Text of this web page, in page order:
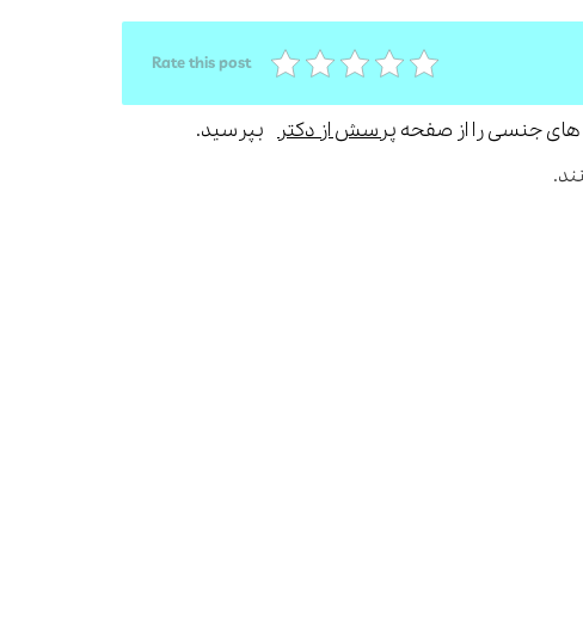
Rate this post
های جنسی را از صفحه پرسش از دکتر بپرسید.